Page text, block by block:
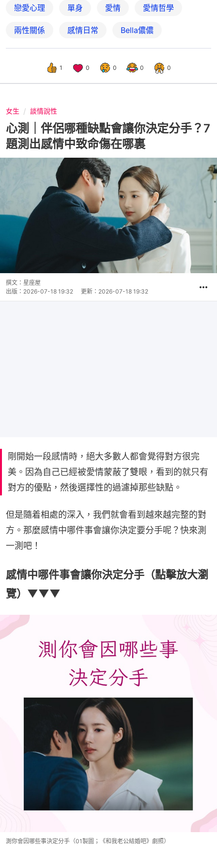
戀愛心理 單身 愛情 愛情哲學
兩性關係 感情日常 Bella儂儂
1 0 0 0 0
女生 談情說性
心測｜伴侶哪種缺點會讓你決定分手？7
題測出感情中致命傷在哪裏
撰文： 星座屋
出版： 2026-07-18 19:32 更新： 2026-07-18 19:32
剛開始一段感情時，絕大多數人都會覺得對方很完
美。因為自己已經被愛情蒙蔽了雙眼，看到的就只有
對方的優點，然後選擇性的過濾掉那些缺點。
但是隨着相處的深入，我們就會看到越來越完整的對
方。那麼感情中哪件事會讓你決定要分手呢？快來測
一測吧！
感情中哪件事會讓你決定分手（點擊放大瀏
覽）▼▼▼
測你會因哪些事決定分手（01製圖；《和我老公結婚吧》劇照）